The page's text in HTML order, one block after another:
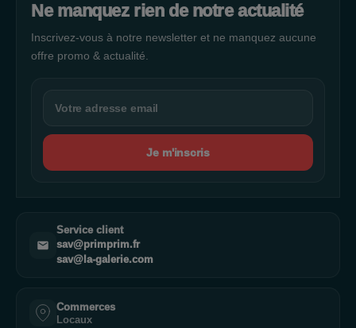
Ne manquez rien de notre actualité
Inscrivez-vous à notre newsletter et ne manquez aucune
offre promo & actualité.
Je m'inscris
Service client
sav@primprim.fr
sav@la-galerie.com
Commerces
Locaux